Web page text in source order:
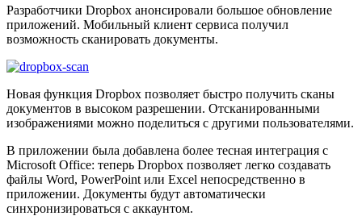
Разработчики Dropbox анонсировали большое обновление
приложений. Мобильный клиент сервиса получил
возможность сканировать документы.
Новая функция Dropbox позволяет быстро получить сканы
документов в высоком разрешении. Отсканированными
изображениями можно поделиться с другими пользователями.
В приложении была добавлена более тесная интеграция с
Microsoft Office: теперь Dropbox позволяет легко создавать
файлы Word, PowerPoint или Excel непосредственно в
приложении. Документы будут автоматически
синхронизироваться с аккаунтом.